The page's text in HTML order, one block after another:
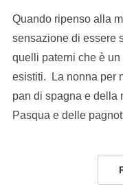
Quando ripenso alla
sensazione di essere
quelli paterni che è un
esistiti. La nonna per
pan di spagna e della
Pasqua e delle